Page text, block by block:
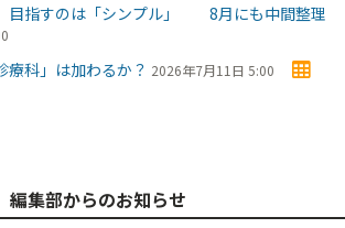
目指すのは「シンプル」 8月にも中間整理
療科」は加わるか？ 2026年7月11日 5:00
編集部からのお知らせ